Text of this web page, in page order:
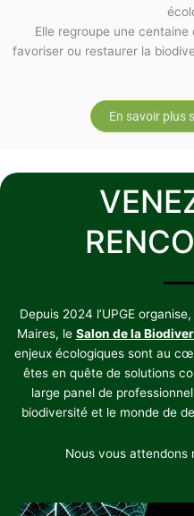
Elle regroupe une
favoriser ou restaurer la
En savoir plus
Depuis 2024 l’UPGE
Maires, le Salon de la
enjeux écologiques sont au
êtes en quête de solutions
large panel de
biodiversité et le monde de
Nous vous attendons